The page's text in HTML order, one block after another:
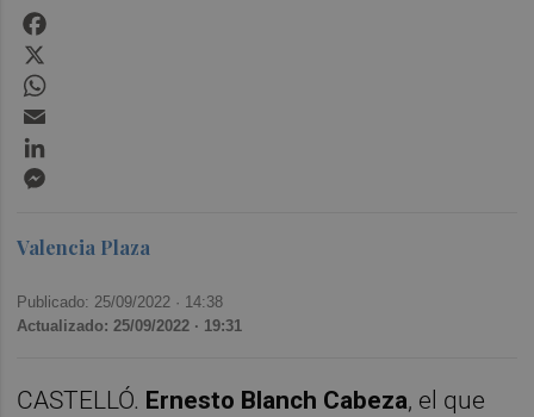
Valencia Plaza
Publicado: 25/09/2022 · 14:38
Actualizado: 25/09/2022 · 19:31
CASTELLÓ. Ernesto Blanch Cabeza, el que